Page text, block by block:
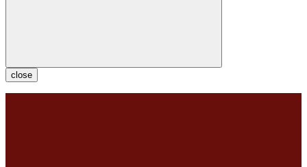
close